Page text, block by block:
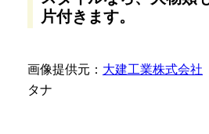
片付きます。
画像提供元： 大建工業株式会社
タナ